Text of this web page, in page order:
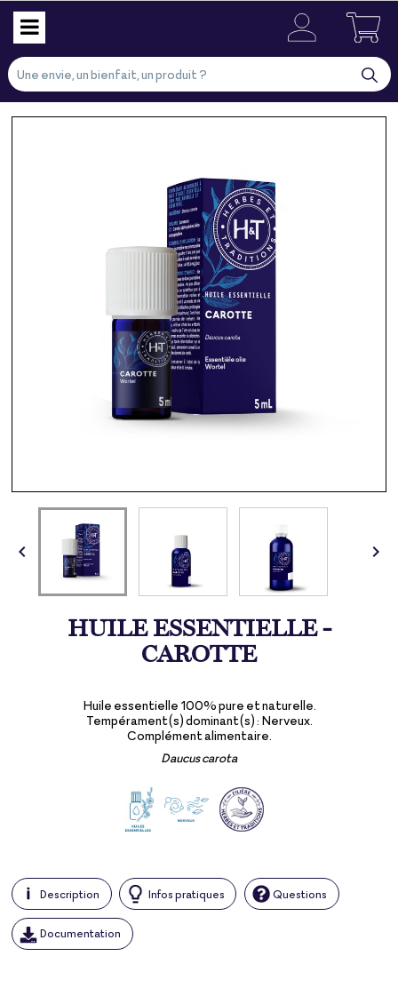
 
HUILE ESSENTIELLE -
CAROTTE
Huile essentielle 100% pure et naturelle.
Tempérament(s) dominant(s) : Nerveux.
Complément alimentaire.
Daucus carota
Description Infos pratiques Questions
Documentation